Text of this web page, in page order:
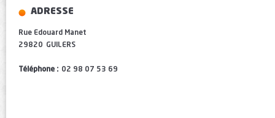
ADRESSE
Rue Edouard Manet
29820 GUILERS
Téléphone : 02 98 07 53 69